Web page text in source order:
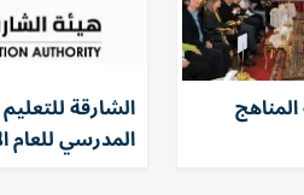
الشارقة
المدرسي للعام